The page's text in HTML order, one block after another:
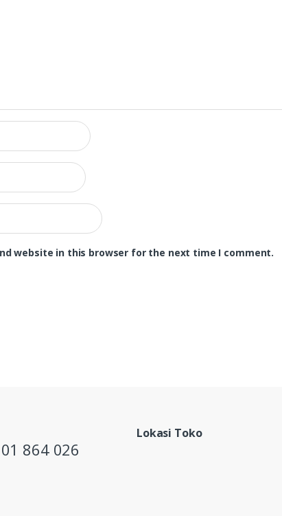
website in this browser for the next time I comment.
Lokasi Toko
864 026